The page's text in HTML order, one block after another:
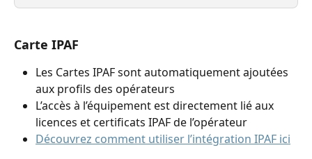
Carte IPAF
Les Cartes IPAF sont automatiquement ajoutées
aux profils des opérateurs
L’accès à l’équipement est directement lié aux
licences et certificats IPAF de l’opérateur
Découvrez comment utiliser l’intégration IPAF ici